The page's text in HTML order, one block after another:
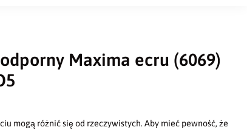
Maxima ecru (6069)
mogą różnić się od rzeczywistych. Aby mieć pewność, że